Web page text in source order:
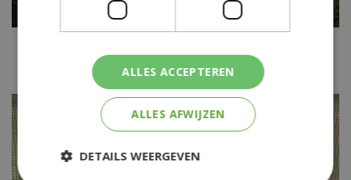
Brunnera macrophylla 'Hadspen Cream'
ALLES ACCEPTEREN
ALLES AFWIJZEN
DETAILS WEERGEVEN